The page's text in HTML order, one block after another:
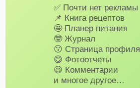
✅ Почти нет рекламы
📌 Книга рецептов
🤩 Планер питания
🤓 Журнал
😗 Страница профиля
😋 Фотоотчеты
😃 Комментарии
и многое другое…